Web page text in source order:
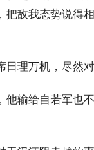
把敌我态势说得
日理万机，尽然
他输给自若军也